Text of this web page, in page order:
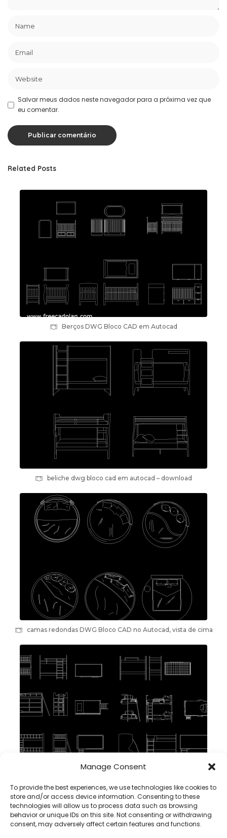
Manage Consent
To provide the best experiences, we use technologies like cookies to
store and/or access device information. Consenting to these
technologies will allow us to process data such as browsing
behavior or unique IDs on this site. Not consenting or withdrawing
consent, may adversely affect certain features and functions.
Salvar meus dados neste navegador para a próxima vez que
eu comentar.
Related Posts
Berços DWG Bloco CAD em Autocad
beliche dwg bloco cad em autocad – download
camas redondas DWG Bloco CAD no Autocad, vista de cima